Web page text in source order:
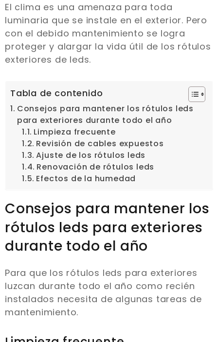
El clima es una amenaza para toda
luminaria que se instale en el exterior. Pero
con el debido mantenimiento se logra
proteger y alargar la vida útil de los rótulos
exteriores de leds.
Tabla de contenido
Consejos para mantener los rótulos leds
para exteriores durante todo el año
Limpieza frecuente
Revisión de cables expuestos
Ajuste de los rótulos leds
Renovación de rótulos leds
Efectos de la humedad
Consejos para mantener los
rótulos leds para exteriores
durante todo el año
Para que los rótulos leds para exteriores
luzcan durante todo el año como recién
instalados necesita de algunas tareas de
mantenimiento.